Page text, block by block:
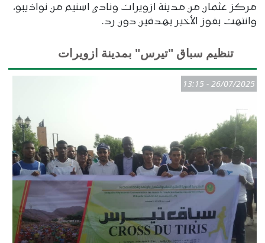
مركز عثمان من مدينة ازويرات ونادي اسنيم من نواذيبو،
وانتهت بفوز الأخير بهدفين دون رد.
تنظيم سباق "تيرس" بمدينة ازويرات
26/07/2025 - 13:15